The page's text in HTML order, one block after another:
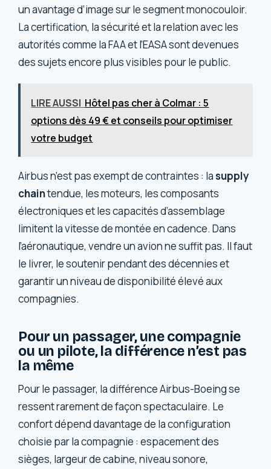
un avantage d’image sur le segment monocouloir.
La certification, la sécurité et la relation avec les
autorités comme la FAA et l’EASA sont devenues
des sujets encore plus visibles pour le public.
LIRE AUSSI Hôtel pas cher à Colmar : 5
options dès 49 € et conseils pour optimiser
votre budget
Airbus n’est pas exempt de contraintes : la supply
chaintendue, les moteurs, les composants
électroniques et les capacités d’assemblage
limitent la vitesse de montée en cadence. Dans
l’aéronautique, vendre un avion ne suffit pas. Il faut
le livrer, le soutenir pendant des décennies et
garantir un niveau de disponibilité élevé aux
compagnies.
Pour un passager, une compagnie
ou un pilote, la différence n’est pas
la même
Pour le passager, la différence Airbus-Boeing se
ressent rarement de façon spectaculaire. Le
confort dépend davantage de la configuration
choisie par la compagnie : espacement des
sièges, largeur de cabine, niveau sonore,